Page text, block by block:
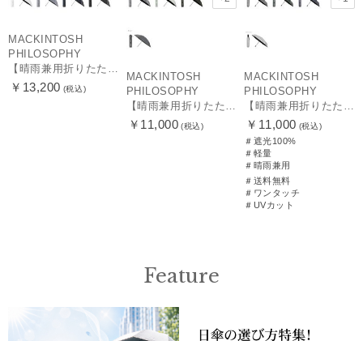
MACKINTOSH
PHILOSOPHY
￥13,200 (税込)
MACKINTOSH
PHILOSOPHY
￥11,000 (税込)
MACKINTOSH
PHILOSOPHY
￥11,000 (税込)
＃遮光100%
＃軽量
＃晴雨兼用
＃送料無料
＃ワンタッチ
＃UVカット
Feature